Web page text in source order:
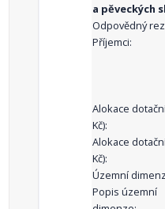
a pěveckých
Odpovědný
Příjemci:
Alokace
Kč):
Alokace
Kč):
Územní
Popis územní